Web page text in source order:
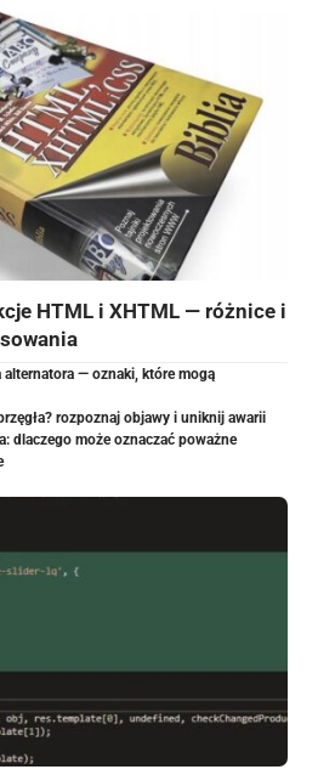
HTML i XHTML — różnice i
alternatora — oznaki, które mogą
rozpoznaj objawy i uniknij awarii
dlaczego może oznaczać poważne